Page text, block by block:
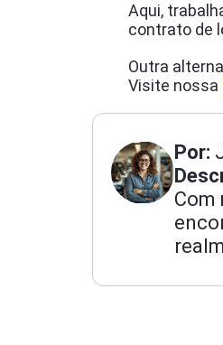
Aqui,
contrato de
Outra
Visite nossa
Por:
Com